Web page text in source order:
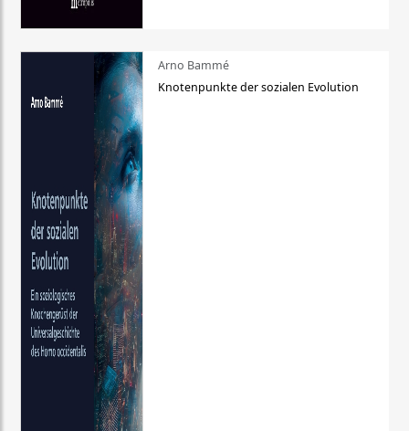
Arno Bammé
Knotenpunkte der sozialen Evolution